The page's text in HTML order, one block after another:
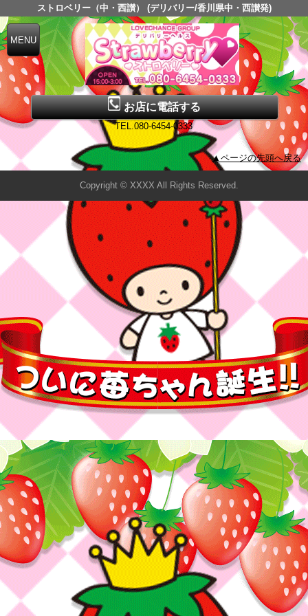
ストロベリー（中・西讃） (デリバリー/香川県中・西讃発)
お店に電話する
TEL.080-6454-0333
▲ページの先頭へ戻る
Copyright © XXXX All Rights Reserved.